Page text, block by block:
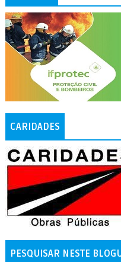
CARIDADES
PESQUISAR NESTE